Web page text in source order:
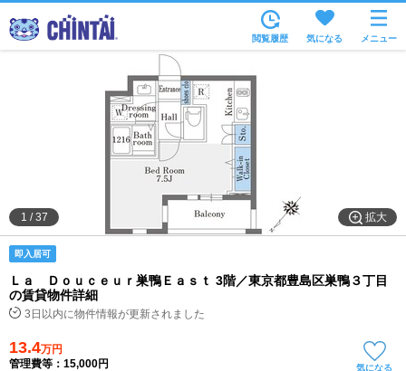
住所から
家賃相場から
通勤通学時間から
物件特集から
不動産会社から
閲覧履歴 気になる メニュー
拡大
1 /37
即入居可
Ｌａ Ｄｏｕｃｅｕｒ巣鴨Ｅａｓｔ 3階／東京都豊島区巣鴨３丁目
の賃貸物件詳細
3日以内に物件情報が更新されました
13.4万円
管理費等：15,000円
気になる